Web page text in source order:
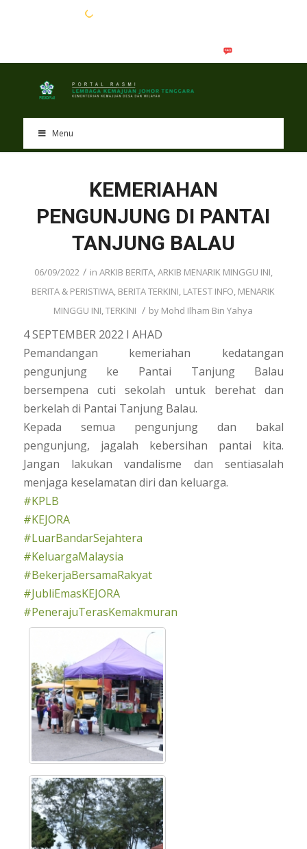
Menu
KEMERIAHAN
PENGUNJUNG DI PANTAI
TANJUNG BALAU
06/09/2022 / in ARKIB BERITA,ARKIB MENARIK MINGGU INI,
BERITA & PERISTIWA, BERITA TERKINI, LATEST INFO, MENARIK
MINGGU INI,TERKINI / by Mohd Ilham Bin Yahya
4 SEPTEMBER 2022 I AHAD
Pemandangan kemeriahan kedatangan
pengunjung ke Pantai Tanjung Balau
bersempena cuti sekolah untuk berehat dan
berkelah di Pantai Tanjung Balau.
Kepada semua pengunjung dan bakal
pengunjung, jagalah kebersihan pantai kita.
Jangan lakukan vandalisme dan sentiasalah
menjaga keselamatan diri dan keluarga.
#KPLB
#KEJORA
#LuarBandarSejahtera
#KeluargaMalaysia
#BekerjaBersamaRakyat
#JubliEmasKEJORA
#PenerajuTerasKemakmuran